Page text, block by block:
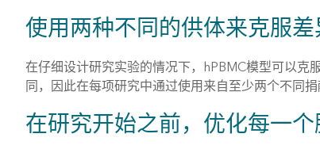
使用两种不同的供体来克服
在仔细设计研究实验的情况下，hPBMC模型可以克
同，因此在每项研究中通过使用来自至少两个不同
在研究开始之前，优化每一